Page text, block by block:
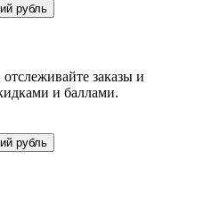
рубль
заказы и
и баллами.
рубль